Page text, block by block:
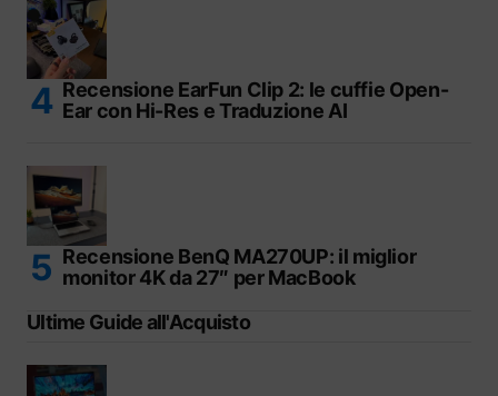
Recensione EarFun Clip 2: le cuffie Open-
Ear con Hi-Res e Traduzione AI
Recensione BenQ MA270UP: il miglior
monitor 4K da 27″ per MacBook
Ultime Guide all'Acquisto